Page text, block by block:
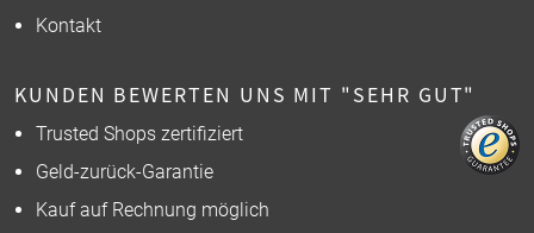
Kontakt
KUNDEN BEWERTEN UNS MIT "SEHR GUT"
Trusted Shops zertifiziert
Geld-zurück-Garantie
Kauf auf Rechnung möglich